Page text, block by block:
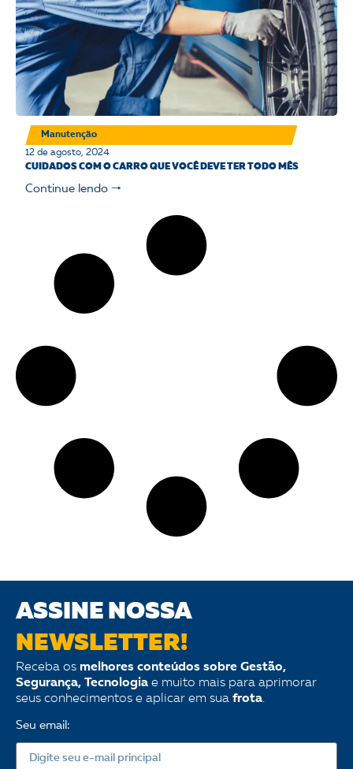
Manutenção
12 de agosto, 2024
CUIDADOS COM O CARRO QUE VOCÊ DEVE TER TODO MÊS
Continue lendo 🠒
ASSINE NOSSA
NEWSLETTER!
Receba os melhores conteúdos sobre Gestão,
Segurança, Tecnologia e muito mais para aprimorar
seus conhecimentos e aplicar em sua frota.
Seu email: